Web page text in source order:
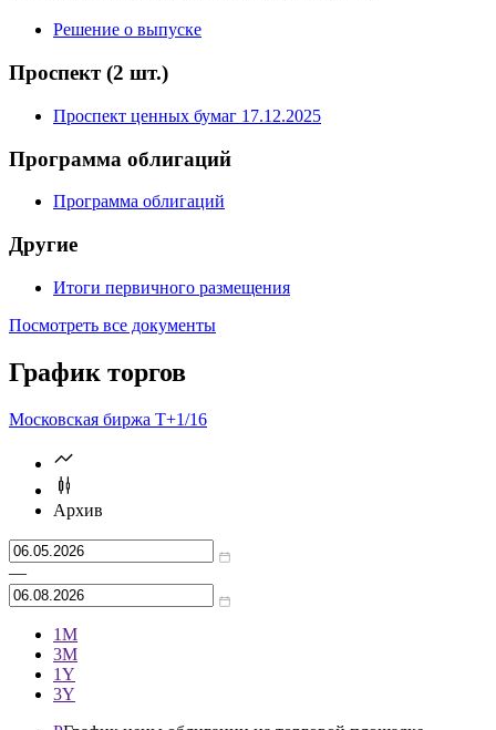
Изменения в условия 25.03.2026
Уведомления о выпуске и размещении
Решение о выпуске
Проспект (2 шт.)
Проспект ценных бумаг 17.12.2025
Программа облигаций
Программа облигаций
Другие
Итоги первичного размещения
График торгов
Московская биржа Т+
Архив